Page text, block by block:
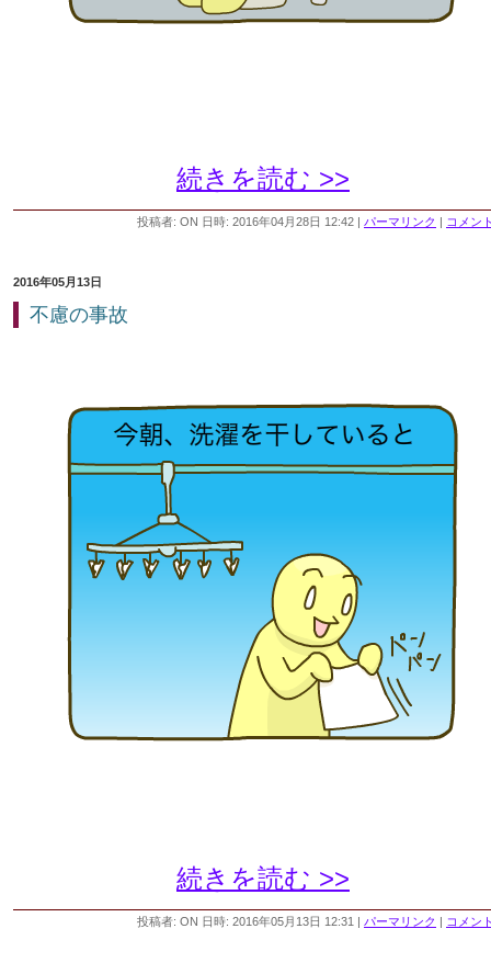
続きを読む >>
投稿者: ON 日時: 2016年04月28日 12:42 | パーマリンク | コメン
2016年05月13日
不慮の事故
続きを読む >>
投稿者: ON 日時: 2016年05月13日 12:31 | パーマリンク | コメン